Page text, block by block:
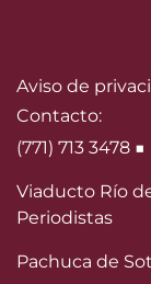
Aviso de
Contacto:
(771) 713 3478
Viaducto Río
Periodistas
Pachuca de